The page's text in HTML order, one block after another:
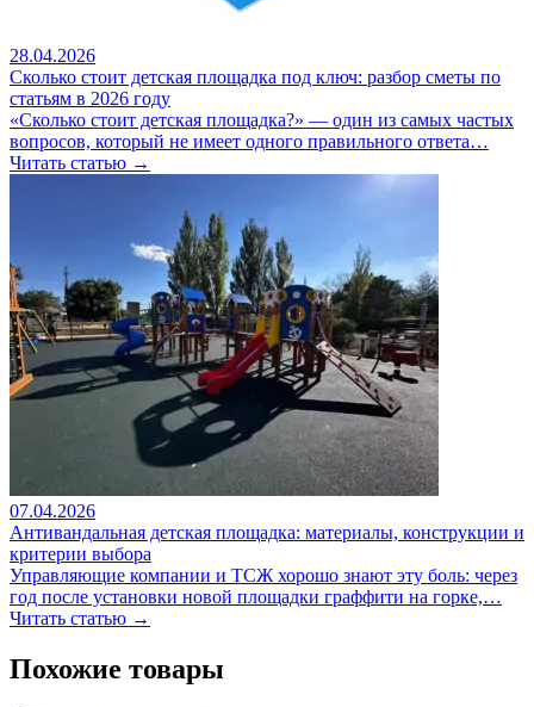
28.04.2026
Сколько стоит детская площадка под ключ: разбор сметы по
статьям в 2026 году
«Сколько стоит детская площадка?» — один из самых частых
вопросов, который не имеет одного правильного ответа…
Читать статью →
07.04.2026
Антивандальная детская площадка: материалы, конструкции и
критерии выбора
Управляющие компании и ТСЖ хорошо знают эту боль: через
год после установки новой площадки граффити на горке,…
Читать статью →
Похожие товары